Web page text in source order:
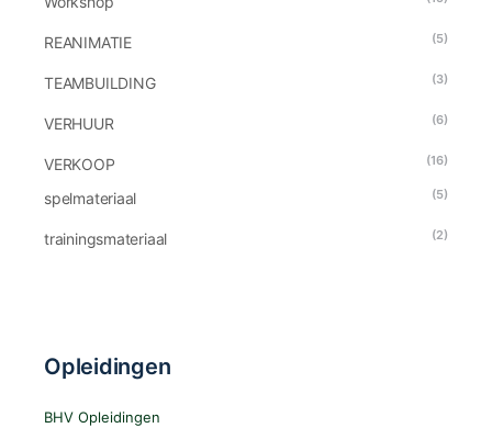
REANIMATIE (5)
TEAMBUILDING (3)
VERHUUR (6)
VERKOOP (16)
spelmateriaal (5)
trainingsmateriaal (2)
Opleidingen
BHV Opleidingen